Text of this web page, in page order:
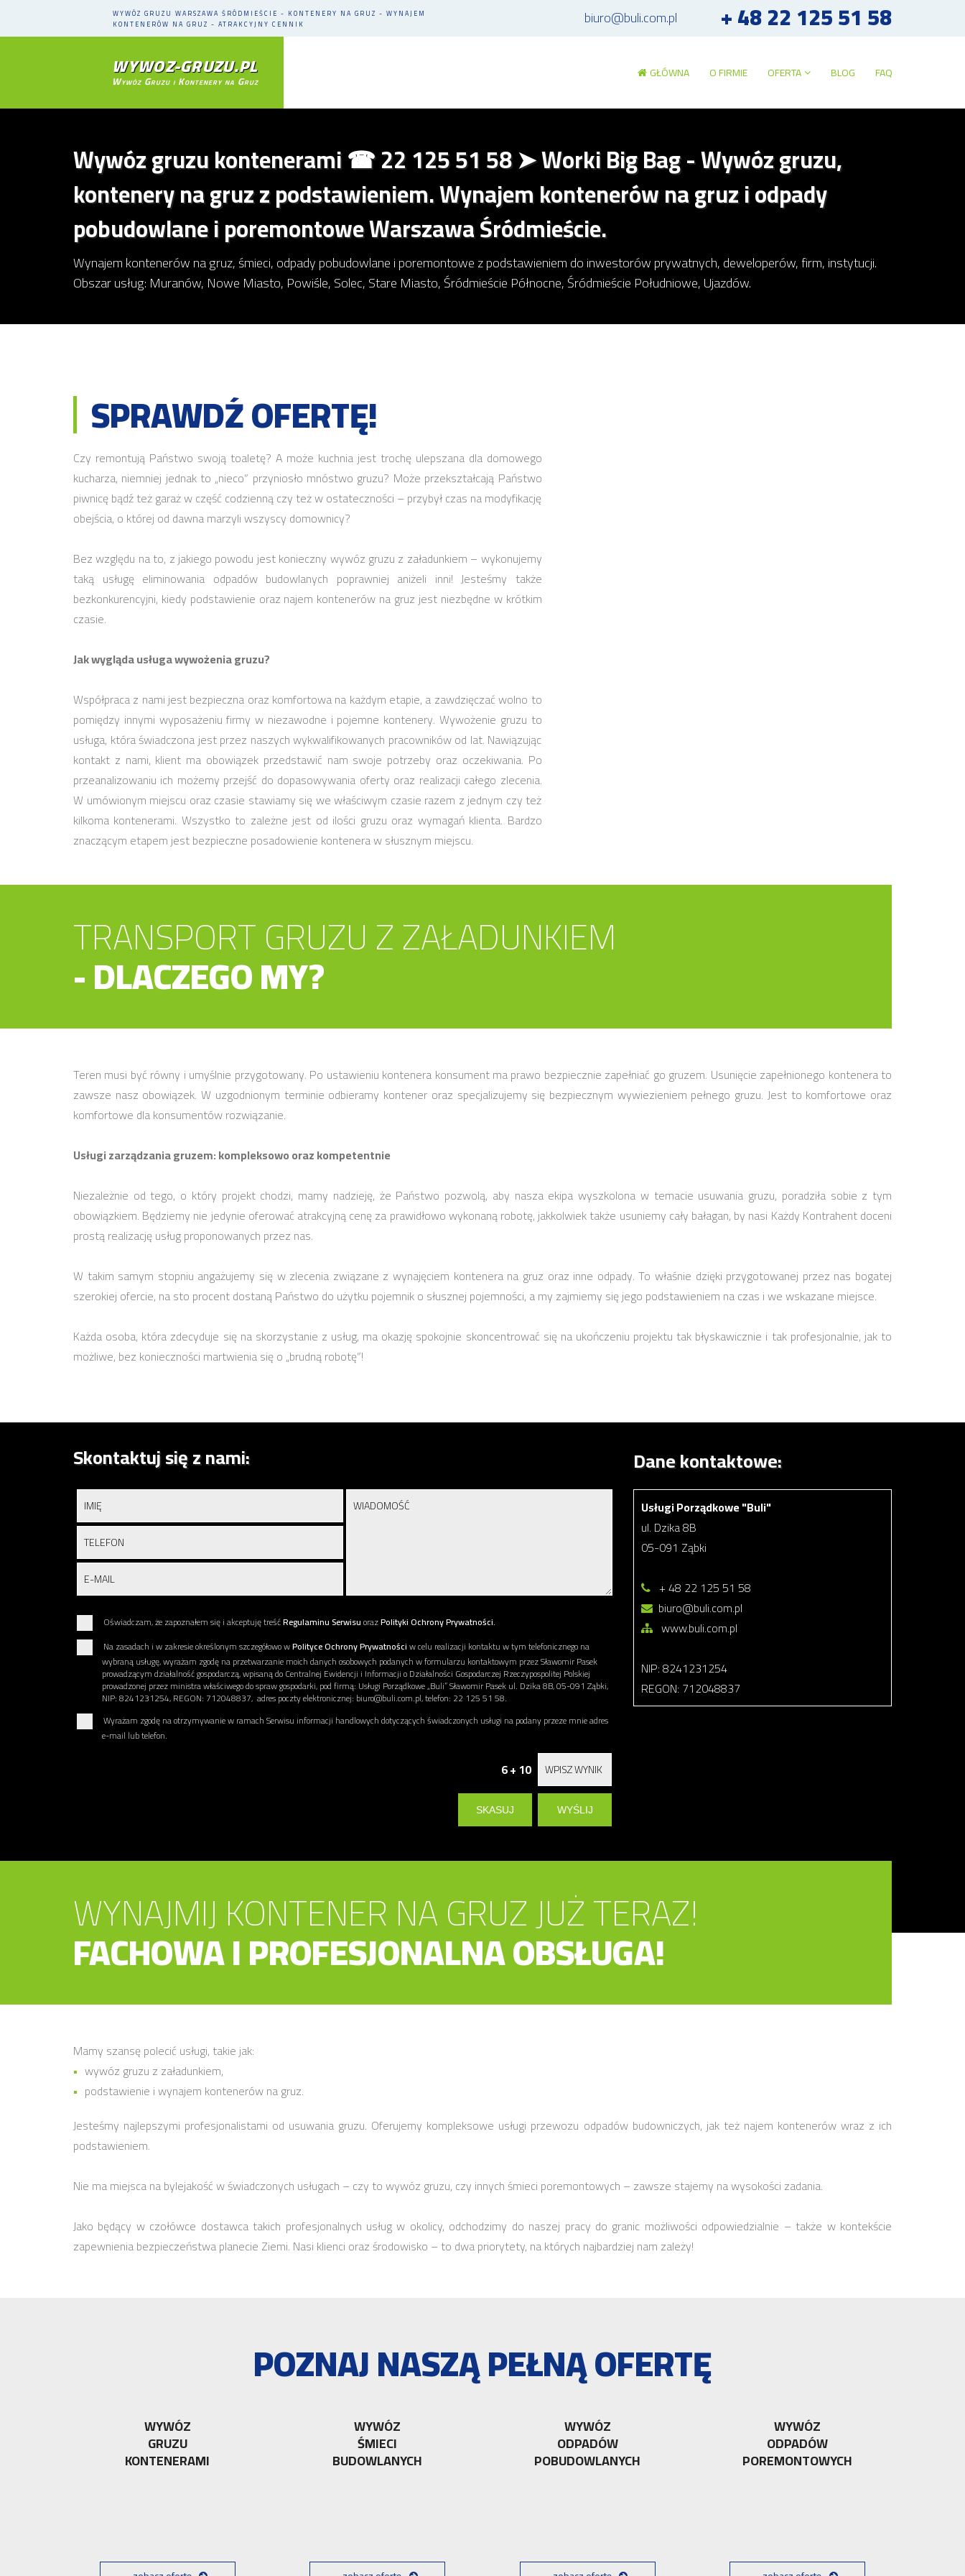
WYWÓZ GRUZU WARSZAWA ŚRÓDMIEŚCIE - KONTENERY NA GRUZ - WYNAJEM
KONTENERÓW NA GRUZ - ATRAKCYJNY CENNIK
biuro@buli.com.pl + 48 22 125 51 58
WYWOZ-GRUZU.PL
Wywóz Gruzu i Kontenery na Gruz GŁÓWNA O FIRMIE OFERTA BLOG FAQ
Wywóz gruzu kontenerami ☎ 22 125 51 58 ➤ Worki Big Bag - Wywóz gruzu,
kontenery na gruz z podstawieniem. Wynajem kontenerów na gruz i odpady
pobudowlane i poremontowe Warszawa Śródmieście.
Wynajem kontenerów na gruz, śmieci, odpady pobudowlane i poremontowe z podstawieniem do inwestorów prywatnych, deweloperów, firm, instytucji.
Obszar usług: Muranów, Nowe Miasto, Powiśle, Solec, Stare Miasto, Śródmieście Północne, Śródmieście Południowe, Ujazdów.
SPRAWDŹ OFERTĘ!
Czy remontują Państwo swoją toaletę? A może kuchnia jest trochę ulepszana dla domowego
kucharza, niemniej jednak to „nieco” przyniosło mnóstwo gruzu? Może przekształcają Państwo
piwnicę bądź też garaż w część codzienną czy też w ostateczności – przybył czas na modyfikację
obejścia, o której od dawna marzyli wszyscy domownicy?
Bez względu na to, z jakiego powodu jest konieczny wywóz gruzu z załadunkiem – wykonujemy
taką usługę eliminowania odpadów budowlanych poprawniej aniżeli inni! Jesteśmy także
bezkonkurencyjni, kiedy podstawienie oraz najem kontenerów na gruz jest niezbędne w krótkim
czasie.
Jak wygląda usługa wywożenia gruzu?
Współpraca z nami jest bezpieczna oraz komfortowa na każdym etapie, a zawdzięczać wolno to
pomiędzy innymi wyposażeniu firmy w niezawodne i pojemne kontenery. Wywożenie gruzu to
usługa, która świadczona jest przez naszych wykwalifikowanych pracowników od lat. Nawiązując
kontakt z nami, klient ma obowiązek przedstawić nam swoje potrzeby oraz oczekiwania. Po
przeanalizowaniu ich możemy przejść do dopasowywania oferty oraz realizacji całego zlecenia.
W umówionym miejscu oraz czasie stawiamy się we właściwym czasie razem z jednym czy też
kilkoma kontenerami. Wszystko to zależne jest od ilości gruzu oraz wymagań klienta. Bardzo
znaczącym etapem jest bezpieczne posadowienie kontenera w słusznym miejscu.
TRANSPORT GRUZU Z ZAŁADUNKIEM
- DLACZEGO MY?
Teren musi być równy i umyślnie przygotowany. Po ustawieniu kontenera konsument ma prawo bezpiecznie zapełniać go gruzem. Usunięcie zapełnionego kontenera to
zawsze nasz obowiązek. W uzgodnionym terminie odbieramy kontener oraz specjalizujemy się bezpiecznym wywiezieniem pełnego gruzu. Jest to komfortowe oraz
komfortowe dla konsumentów rozwiązanie.
Usługi zarządzania gruzem: kompleksowo oraz kompetentnie
Niezależnie od tego, o który projekt chodzi, mamy nadzieję, że Państwo pozwolą, aby nasza ekipa wyszkolona w temacie usuwania gruzu, poradziła sobie z tym
obowiązkiem. Będziemy nie jedynie oferować atrakcyjną cenę za prawidłowo wykonaną robotę, jakkolwiek także usuniemy cały bałagan, by nasi Każdy Kontrahent doceni
prostą realizację usług proponowanych przez nas.
W takim samym stopniu angażujemy się w zlecenia związane z wynajęciem kontenera na gruz oraz inne odpady. To właśnie dzięki przygotowanej przez nas bogatej
szerokiej ofercie, na sto procent dostaną Państwo do użytku pojemnik o słusznej pojemności, a my zajmiemy się jego podstawieniem na czas i we wskazane miejsce.
Każda osoba, która zdecyduje się na skorzystanie z usług, ma okazję spokojnie skoncentrować się na ukończeniu projektu tak błyskawicznie i tak profesjonalnie, jak to
możliwe, bez konieczności martwienia się o „brudną robotę”!
Skontaktuj się z nami:
Oświadczam, że zapoznałem się i akceptuję treśćRegulaminu SerwisuorazPolityki Ochrony Prywatności.
Na zasadach i w zakresie określonym szczegółowo wPolityce Ochrony Prywatnościw celu realizacji kontaktu w tym telefonicznego na
wybraną usługę, wyrażam zgodę na przetwarzanie moich danych osobowych podanych w formularzu kontaktowym przez Sławomir Pasek
prowadzącym działalność gospodarczą, wpisaną do Centralnej Ewidencji i Informacji o Działalności Gospodarczej Rzeczypospolitej Polskiej
prowadzonej przez ministra właściwego do spraw gospodarki, pod firmą: Usługi Porządkowe „Buli” Sławomir Pasek ul. Dzika 8B, 05-091 Ząbki,
NIP: 8241231254, REGON: 712048837, adres poczty elektronicznej: biuro@buli.com.pl, telefon: 22 125 51 58.
Wyrażam zgodę na otrzymywanie w ramach Serwisu informacji handlowych dotyczących świadczonych usługi na podany przeze mnie adres
e-mail lub telefon.
6 + 10
Dane kontaktowe:
Usługi Porządkowe "Buli"
ul. Dzika 8B
05-091 Ząbki
+ 48 22 125 51 58
biuro@buli.com.pl
www.buli.com.pl
NIP: 8241231254
REGON: 712048837
WYNAJMIJ KONTENER NA GRUZ JUŻ TERAZ!
FACHOWA I PROFESJONALNA OBSŁUGA!
Mamy szansę polecić usługi, takie jak:
wywóz gruzu z załadunkiem,
podstawienie i wynajem kontenerów na gruz.
Jesteśmy najlepszymi profesjonalistami od usuwania gruzu. Oferujemy kompleksowe usługi przewozu odpadów budowniczych, jak też najem kontenerów wraz z ich
podstawieniem.
Nie ma miejsca na bylejakość w świadczonych usługach – czy to wywóz gruzu, czy innych śmieci poremontowych – zawsze stajemy na wysokości zadania.
Jako będący w czołówce dostawca takich profesjonalnych usług w okolicy, odchodzimy do naszej pracy do granic możliwości odpowiedzialnie – także w kontekście
zapewnienia bezpieczeństwa planecie Ziemi. Nasi klienci oraz środowisko – to dwa priorytety, na których najbardziej nam zależy!
POZNAJ NASZĄ PEŁNĄ OFERTĘ
WYWÓZ
GRUZU
KONTENERAMI
WYWÓZ
ŚMIECI
BUDOWLANYCH
WYWÓZ
ODPADÓW
POBUDOWLANYCH
WYWÓZ
ODPADÓW
POREMONTOWYCH